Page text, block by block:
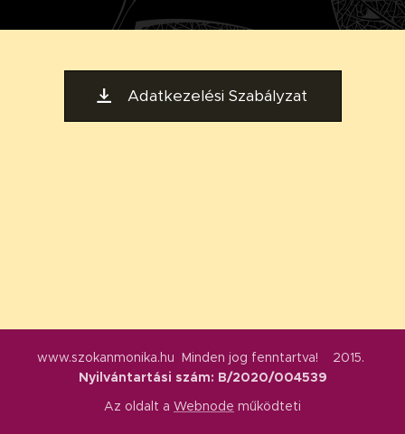
Adatkezelési Szabályzat
www.szokanmonika.hu Minden jog fenntartva! 2015.
Nyilvántartási szám: B/2020/004539
Az oldalt a Webnode működteti